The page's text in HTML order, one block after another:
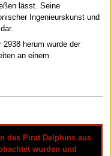
lässt. Seine
Ingenieurskunst und
herum wurde der
an einem
des Pirat Delphins aus
wurden und